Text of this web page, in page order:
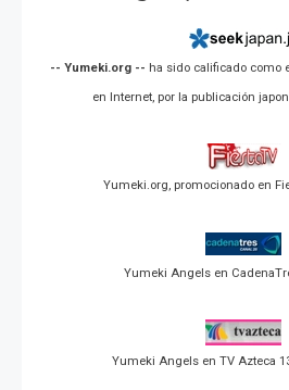
-- Yumeki.org -- ha sido calificado como
en Internet, por la publicación
Yumeki.org, promocionado en
Yumeki Angels en
Yumeki Angels en TV Azteca